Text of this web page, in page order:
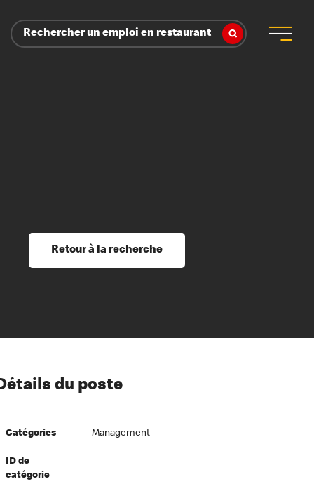
Rechercher un emploi en restaurant
et perfectionnement
du savoir
à l’égard de nos employés
directeurs
équité et inclusion
au travail
Retour à la recherche
du poste
Catégories Management
ID de
catégorie